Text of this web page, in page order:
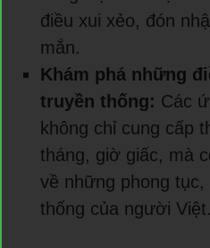
điều xui xẻo, đón
mắn.
Khám phá những
truyền thống: Các
không chỉ cung cấp
tháng, giờ giấc, mà
về những phong
thống của người Việt.